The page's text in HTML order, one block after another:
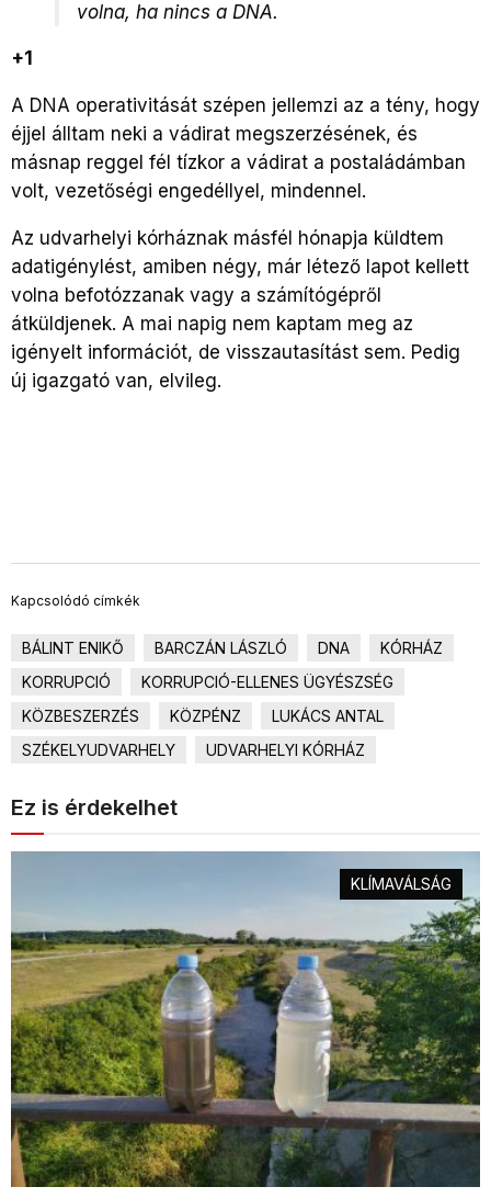
volna, ha nincs a DNA.
+1
A DNA operativitását szépen jellemzi az a tény, hogy
éjjel álltam neki a vádirat megszerzésének, és
másnap reggel fél tízkor a vádirat a postaládámban
volt, vezetőségi engedéllyel, mindennel.
Az udvarhelyi kórháznak másfél hónapja küldtem
adatigénylést, amiben négy, már létező lapot kellett
volna befotózzanak vagy a számítógépről
átküldjenek. A mai napig nem kaptam meg az
igényelt információt, de visszautasítást sem. Pedig
új igazgató van, elvileg.
Kapcsolódó címkék
BÁLINT ENIKŐ BARCZÁN LÁSZLÓ DNA
KÓRHÁZ
KORRUPCIÓ
KORRUPCIÓ-ELLENES ÜGYÉSZSÉG
KÖZBESZERZÉS
KÖZPÉNZ
LUKÁCS ANTAL
SZÉKELYUDVARHELY
UDVARHELYI KÓRHÁZ
Ez is érdekelhet
KLÍMAVÁLSÁG